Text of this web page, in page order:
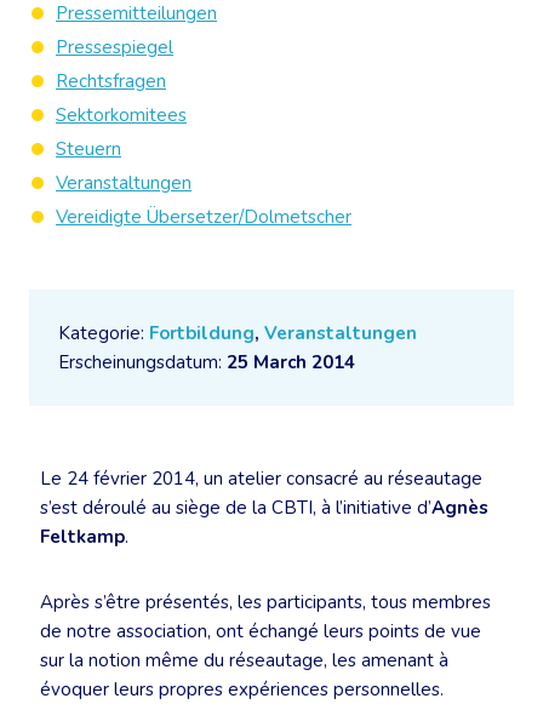
Kategorie: Fortbildung, Veranstaltungen
Erscheinungsdatum: 25 March 2014
Le 24 février 2014, un atelier consacré au réseautage
s’est déroulé au siège de la CBTI, à l’initiative d’Agnès
Feltkamp.
Après s’être présentés, les participants, tous membres
de notre association, ont échangé leurs points de vue
sur la notion même du réseautage, les amenant à
évoquer leurs propres expériences personnelles.
Pressemitteilungen
Pressespiegel
Rechtsfragen
Sektorkomitees
Steuern
Veranstaltungen
Vereidigte Übersetzer/Dolmetscher